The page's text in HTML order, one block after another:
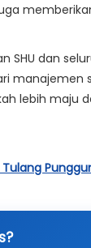
dan
lebih maju